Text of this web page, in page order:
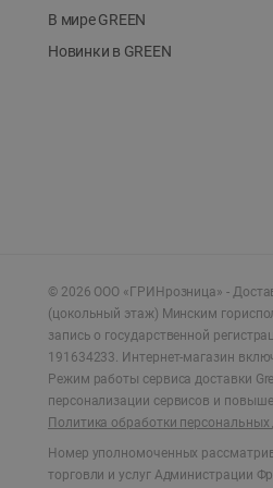
В мире GREEN
Новинки в GREEN
© 2026 ООО «ГРИНрозница» -
(цокольный этаж) Минским
запись о государственной
191634233. Интернет-магазин
Режим работы сервиса доставки
персонализации сервисов и
Политика обработки
Номер уполномоченных
торговли и услуг Администрации